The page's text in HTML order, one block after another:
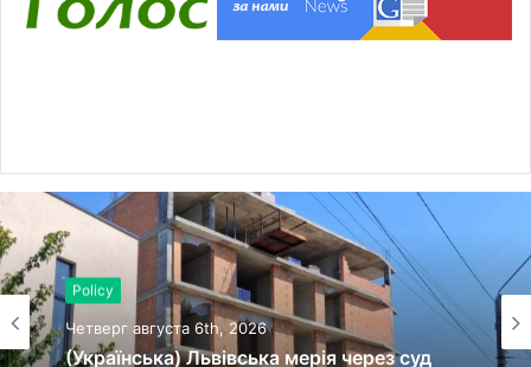
Policy
Четверг августа 6th, 2026
(Українська) Львівська мерія через суд